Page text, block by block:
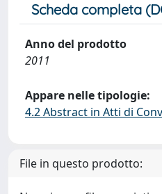
Scheda completa
Anno del prodotto
2011
Appare nelle tipologie:
4.2 Abstract in Atti di
File in questo prodotto: